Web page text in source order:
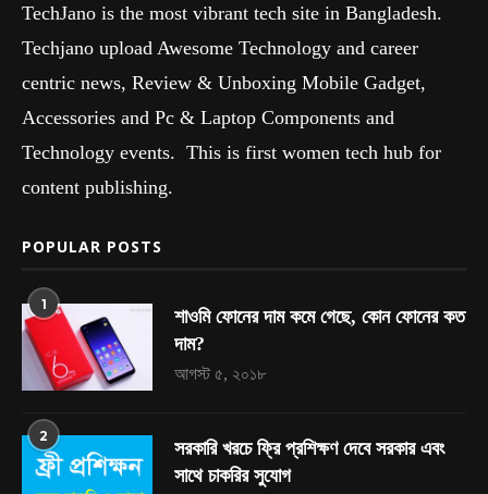
TechJano is the most vibrant tech site in Bangladesh.
Techjano upload Awesome Technology and career
centric news, Review & Unboxing Mobile Gadget,
Accessories and Pc & Laptop Components and
Technology events. This is first women tech hub for
content publishing.
POPULAR POSTS
1
শাওমি ফোনের দাম কমে গেছে, কোন ফোনের কত
দাম?
আগস্ট ৫, ২০১৮
2
সরকারি খরচে ফ্রি প্রশিক্ষণ দেবে সরকার এবং
সাথে চাকরির সুযোগ